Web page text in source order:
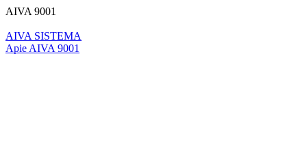
AIVA 9001
AIVA SISTEMA
Apie AIVA 9001